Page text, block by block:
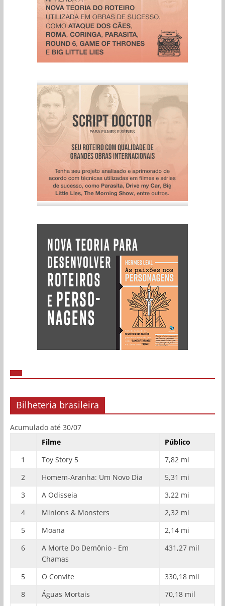
Bilheteria brasileira
Acumulado até 30/07
Filme
Público
1
Toy Story 5
7,82 mi
2
Homem-Aranha: Um Novo Dia
5,31 mi
3
A Odisseia
3,22 mi
4
Minions & Monsters
2,32 mi
5
Moana
2,14 mi
6
A Morte Do Demônio - Em
Chamas
431,27 mil
5 O Convite
330,18 mil
8
Águas Mortais
70,18 mil